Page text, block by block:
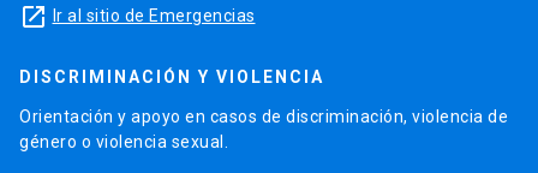
launch Ir al sitio de Emergencias
DISCRIMINACIÓN Y VIOLENCIA
Orientación y apoyo en casos de discriminación, violencia de
género o violencia sexual.